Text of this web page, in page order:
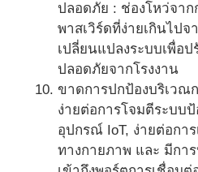
ปลอดภัย : ช่องโหว่จาก
พาสเวิร์ดที่ง่ายเกินไปจ
เปลี่ยนแปลงระบบเพื่อ
ปลอดภัยจากโรงงาน
ขาดการปกป้องบริเวณ
ง่ายต่อการโจมตีระบบ
อุปกรณ์ IoT, ง่ายต่อกา
ทางกายภาพ และ มีกา